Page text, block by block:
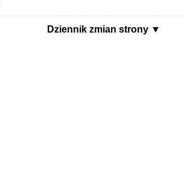
Dziennik zmian strony